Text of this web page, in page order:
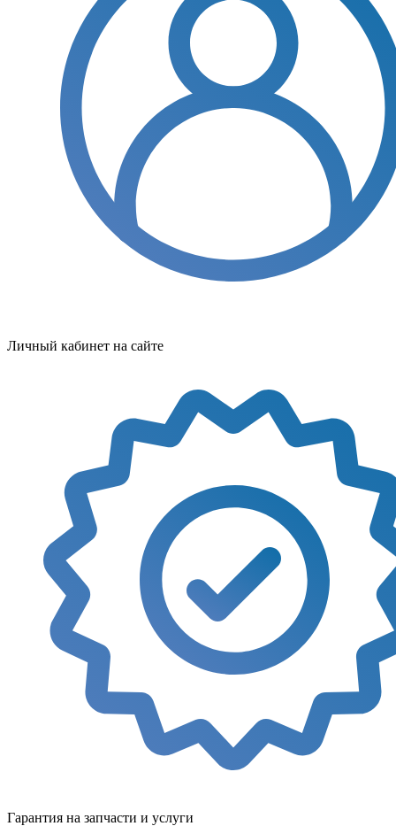
Личный кабинет на сайте
Гарантия на запчасти и услуги